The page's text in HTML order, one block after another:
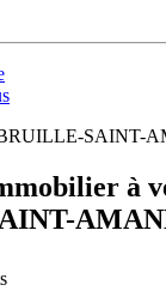
SAINT-
à